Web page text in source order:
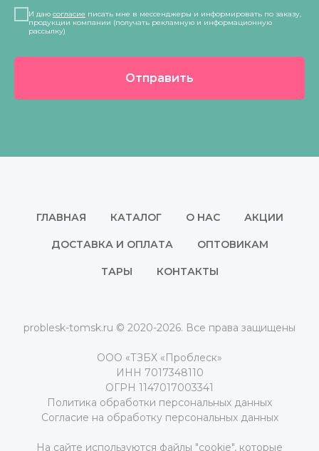
И даю согласие писать мне в мессенджеры и информировать по заказу,
продукции компании (получать рекламную и информационную
рассылку)
Отправить
ГЛАВНАЯ КАТАЛОГ О НАС АКЦИИ
ДОСТАВКА И ОПЛАТА ОПТОВИКАМ
ТАРЫ КОНТАКТЫ
problesk-tomsk.ru © 2020-2026. Все права защищены
ООО «ТЗБХ «Проблеск»
ИНН 7017348110
ОГРН 1147017003341
Политика обработки персональных данных
Согласие на обработку персональных данных
На сайте используются файлы "cookie", которые